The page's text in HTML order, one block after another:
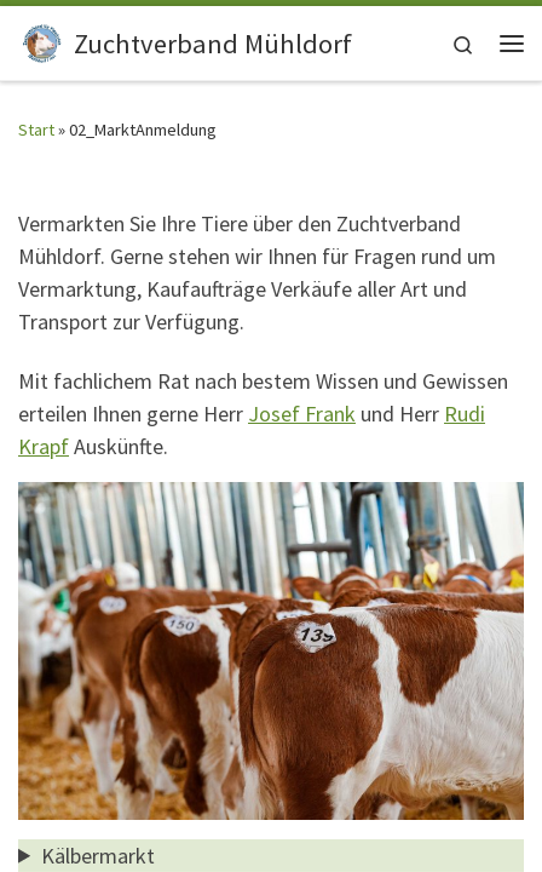
Zum Inhalt springen
Zuchtverband Mühldorf
Search
Start»02_MarktAnmeldung
Vermarkten Sie Ihre Tiere über den Zuchtverband
Mühldorf. Gerne stehen wir Ihnen für Fragen rund um
Vermarktung, Kaufaufträge Verkäufe aller Art und
Transport zur Verfügung.
Mit fachlichem Rat nach bestem Wissen und Gewissen
erteilen Ihnen gerne Herr Josef Frank und Herr Rudi
KrapfAuskünfte.
Kälbermarkt